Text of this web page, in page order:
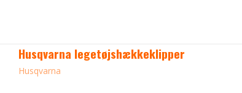
Husqvarna legetøjshækkeklipper
Husqvarna